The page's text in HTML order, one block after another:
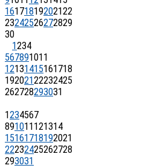
16171819202122
23242526272829
30
1234
567891011
12131415161718
19202122232425
262728293031
1234567
891011 121314
15161718192021
22232425262728
293031